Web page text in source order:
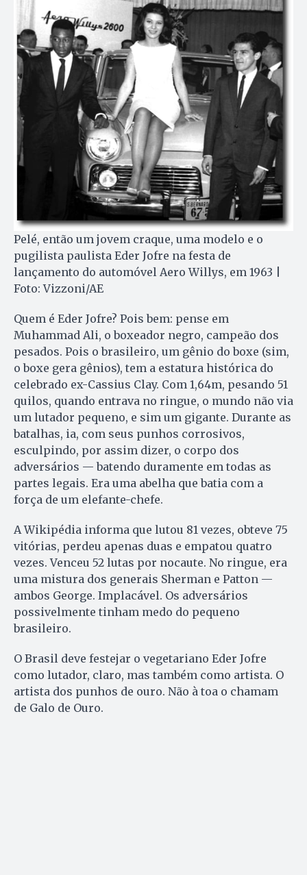
Pelé, então um jovem craque, uma modelo e o
pugilista paulista Eder Jofre na festa de
lançamento do automóvel Aero Willys, em 1963 |
Foto: Vizzoni/AE
Quem é Eder Jofre? Pois bem: pense em
Muhammad Ali, o boxeador negro, campeão dos
pesados. Pois o brasileiro, um gênio do boxe (sim,
o boxe gera gênios), tem a estatura histórica do
celebrado ex-Cassius Clay. Com 1,64m, pesando 51
quilos, quando entrava no ringue, o mundo não via
um lutador pequeno, e sim um gigante. Durante as
batalhas, ia, com seus punhos corrosivos,
esculpindo, por assim dizer, o corpo dos
adversários — batendo duramente em todas as
partes legais. Era uma abelha que batia com a
força de um elefante-chefe.
A Wikipédia informa que lutou 81 vezes, obteve 75
vitórias, perdeu apenas duas e empatou quatro
vezes. Venceu 52 lutas por nocaute. No ringue, era
uma mistura dos generais Sherman e Patton —
ambos George. Implacável. Os adversários
possivelmente tinham medo do pequeno
brasileiro.
O Brasil deve festejar o vegetariano Eder Jofre
como lutador, claro, mas também como artista. O
artista dos punhos de ouro. Não à toa o chamam
de Galo de Ouro.